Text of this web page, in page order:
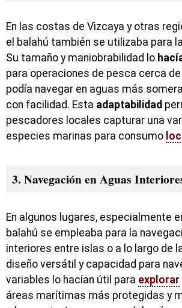
En las costas de Vizcaya y otras
el balahú también se utilizaba para
Su tamaño y maniobrabilidad lo
para operaciones de pesca cerca
podía navegar en aguas más
con facilidad. Esta adaptabilidad
pescadores locales capturar una
especies marinas para consumo
3. Navegación en Aguas
En algunos lugares, especialmente
balahú se empleaba para la
interiores entre islas o a lo largo de
diseño versátil y capacidad para
variables lo hacían útil para explorar
áreas marítimas más protegidas y